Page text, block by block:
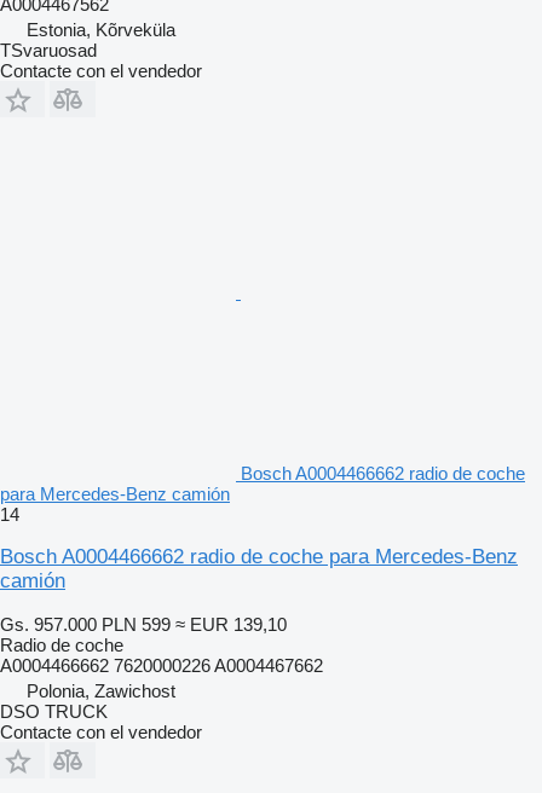
Estonia, Kõrveküla
TSvaruosad
Contacte con el vendedor
Bosch A0004466662 radio de coche
para Mercedes-Benz camión
14
Bosch A0004466662 radio de coche para Mercedes-Benz
camión
Gs. 957.000 PLN 599 ≈ EUR 139,10
Radio de coche
A0004466662 7620000226 A0004467662
Polonia, Zawichost
DSO TRUCK
Contacte con el vendedor